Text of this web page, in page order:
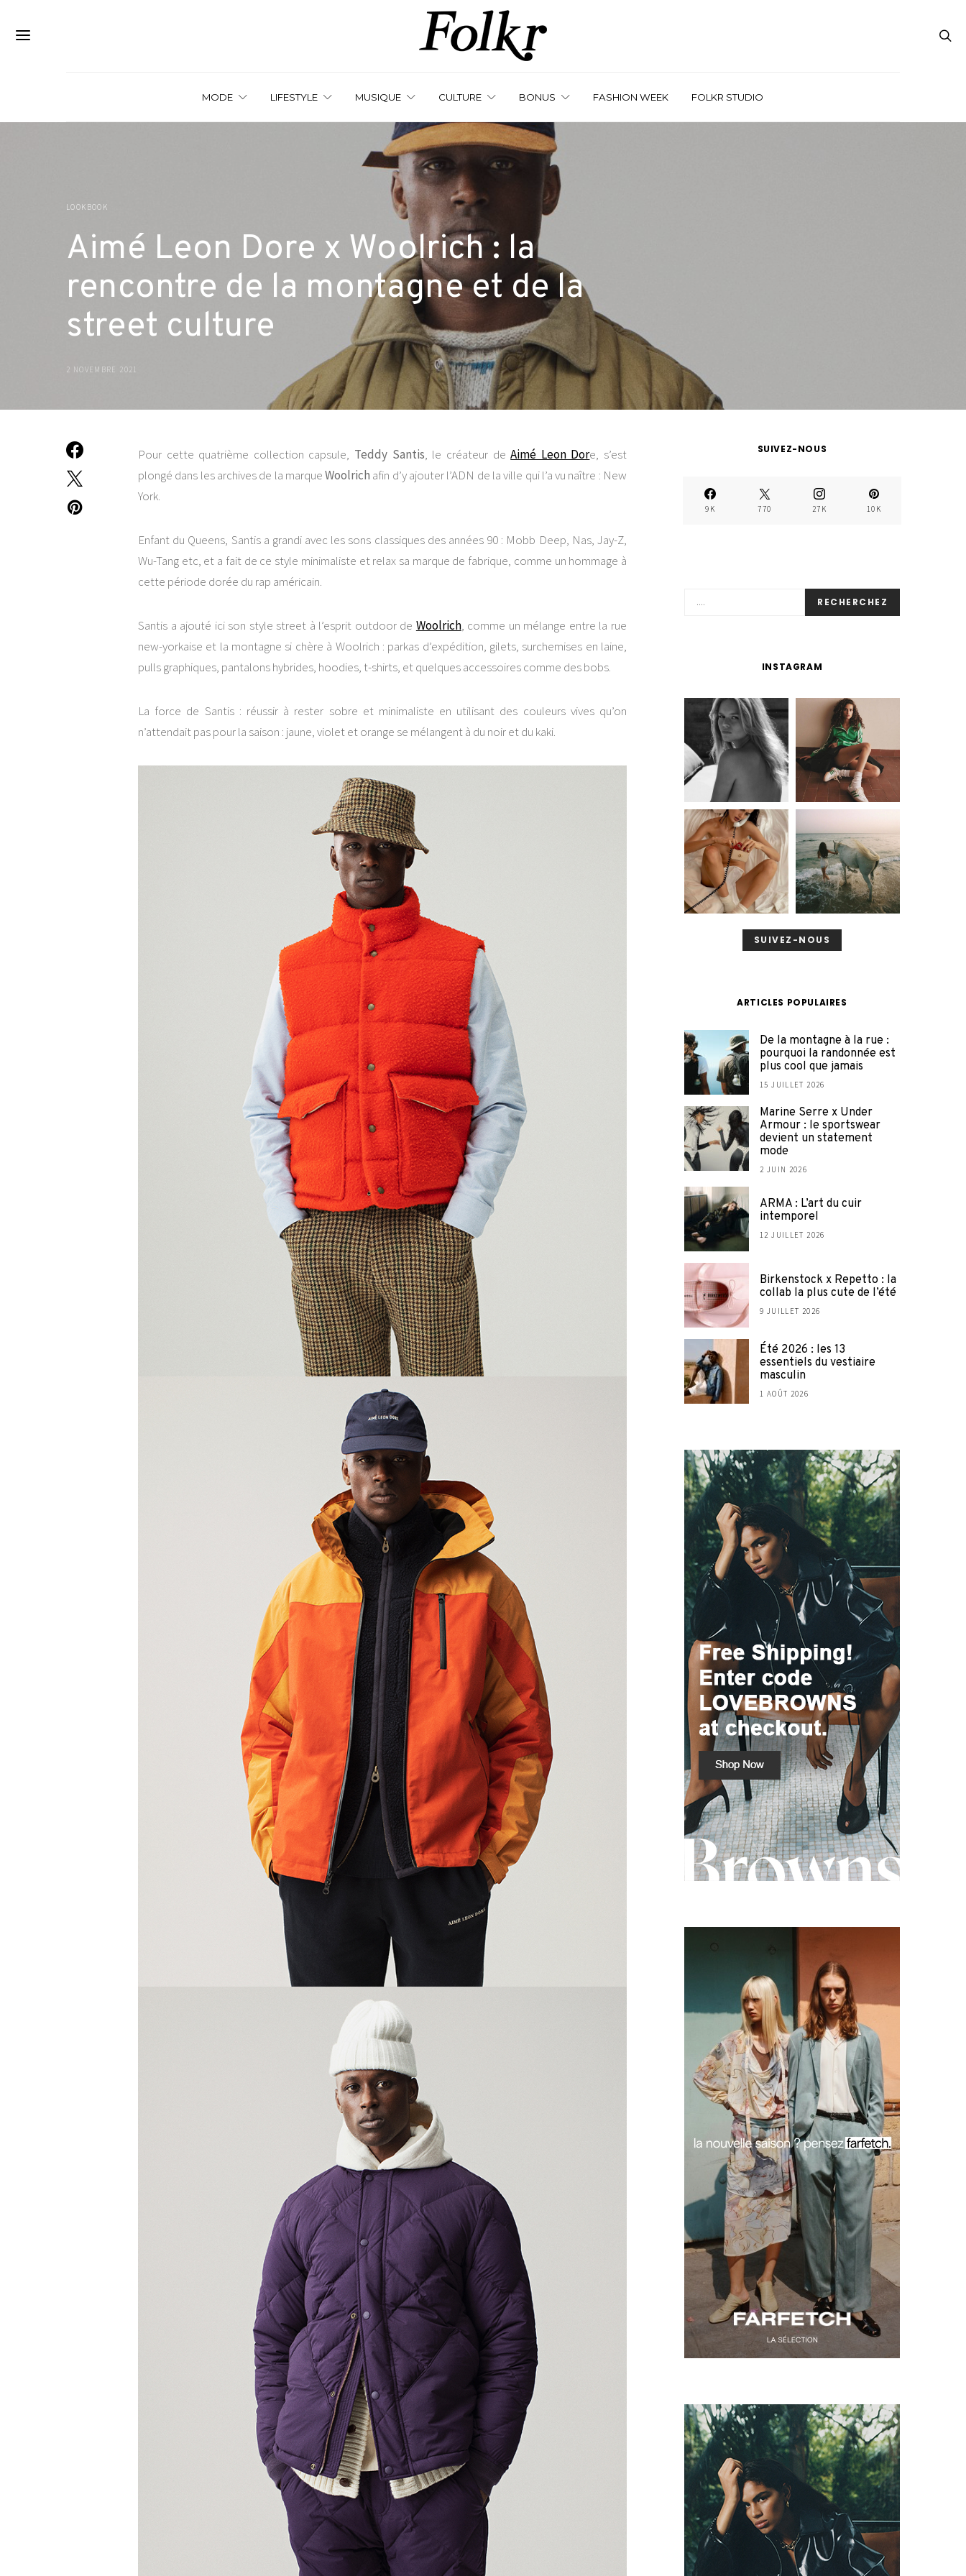
MODE LIFESTYLE MUSIQUE CULTURE BONUS FASHION WEEK FOLKR STUDIO
LOOKBOOK
Aimé Leon Dore x Woolrich : la
rencontre de la montagne et de la
street culture
2 NOVEMBRE 2021
Pour cette quatrième collection capsule, Teddy Santis, le créateur deAimé Leon Dore, s’est
plongé dans les archives de la marqueWoolrich afin d’y ajouter l’ADN de la ville qui l’a vu naître : New
York.
Enfant du Queens, Santis a grandi avec les sons classiques des années 90 : Mobb Deep, Nas, Jay-Z,
Wu-Tang etc, et a fait de ce style minimaliste et relax sa marque de fabrique, comme un hommage à
cette période dorée du rap américain.
Santis a ajouté ici son style street à l’esprit outdoor de Woolrich, comme un mélange entre la rue
new-yorkaise et la montagne si chère à Woolrich : parkas d’expédition, gilets, surchemises en laine,
pulls graphiques, pantalons hybrides, hoodies, t-shirts, et quelques accessoires comme des bobs.
La force de Santis : réussir à rester sobre et minimaliste en utilisant des couleurs vives qu’on
n’attendait pas pour la saison : jaune, violet et orange se mélangent à du noir et du kaki.
SUIVEZ-NOUS
9K 770 27K 10K
RECHERCHEZ
INSTAGRAM
SUIVEZ-NOUS
ARTICLES POPULAIRES
De la montagne à la rue :
pourquoi la randonnée est
plus cool que jamais
15 JUILLET 2026
Marine Serre x Under
Armour : le sportswear
devient un statement
mode
2 JUIN 2026
ARMA : L’art du cuir
intemporel
12 JUILLET 2026
Birkenstock x Repetto : la
collab la plus cute de l’été
9 JUILLET 2026
Été 2026 : les 13
essentiels du vestiaire
masculin
1 AOÛT 2026